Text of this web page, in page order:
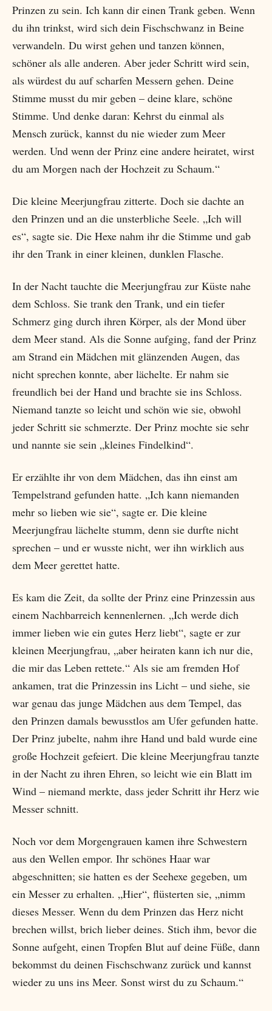
Prinzen zu sein. Ich kann dir einen Trank geben. Wenn
du ihn trinkst, wird sich dein Fischschwanz in Beine
verwandeln. Du wirst gehen und tanzen können,
schöner als alle anderen. Aber jeder Schritt wird sein,
als würdest du auf scharfen Messern gehen. Deine
Stimme musst du mir geben – deine klare, schöne
Stimme. Und denke daran: Kehrst du einmal als
Mensch zurück, kannst du nie wieder zum Meer
werden. Und wenn der Prinz eine andere heiratet, wirst
du am Morgen nach der Hochzeit zu Schaum.“
Die kleine Meerjungfrau zitterte. Doch sie dachte an
den Prinzen und an die unsterbliche Seele. „Ich will
es“, sagte sie. Die Hexe nahm ihr die Stimme und gab
ihr den Trank in einer kleinen, dunklen Flasche.
In der Nacht tauchte die Meerjungfrau zur Küste nahe
dem Schloss. Sie trank den Trank, und ein tiefer
Schmerz ging durch ihren Körper, als der Mond über
dem Meer stand. Als die Sonne aufging, fand der Prinz
am Strand ein Mädchen mit glänzenden Augen, das
nicht sprechen konnte, aber lächelte. Er nahm sie
freundlich bei der Hand und brachte sie ins Schloss.
Niemand tanzte so leicht und schön wie sie, obwohl
jeder Schritt sie schmerzte. Der Prinz mochte sie sehr
und nannte sie sein „kleines Findelkind“.
Er erzählte ihr von dem Mädchen, das ihn einst am
Tempelstrand gefunden hatte. „Ich kann niemanden
mehr so lieben wie sie“, sagte er. Die kleine
Meerjungfrau lächelte stumm, denn sie durfte nicht
sprechen – und er wusste nicht, wer ihn wirklich aus
dem Meer gerettet hatte.
Es kam die Zeit, da sollte der Prinz eine Prinzessin aus
einem Nachbarreich kennenlernen. „Ich werde dich
immer lieben wie ein gutes Herz liebt“, sagte er zur
kleinen Meerjungfrau, „aber heiraten kann ich nur die,
die mir das Leben rettete.“ Als sie am fremden Hof
ankamen, trat die Prinzessin ins Licht – und siehe, sie
war genau das junge Mädchen aus dem Tempel, das
den Prinzen damals bewusstlos am Ufer gefunden hatte.
Der Prinz jubelte, nahm ihre Hand und bald wurde eine
große Hochzeit gefeiert. Die kleine Meerjungfrau tanzte
in der Nacht zu ihren Ehren, so leicht wie ein Blatt im
Wind – niemand merkte, dass jeder Schritt ihr Herz wie
Messer schnitt.
Noch vor dem Morgengrauen kamen ihre Schwestern
aus den Wellen empor. Ihr schönes Haar war
abgeschnitten; sie hatten es der Seehexe gegeben, um
ein Messer zu erhalten. „Hier“, flüsterten sie, „nimm
dieses Messer. Wenn du dem Prinzen das Herz nicht
brechen willst, brich lieber deines. Stich ihm, bevor die
Sonne aufgeht, einen Tropfen Blut auf deine Füße, dann
bekommst du deinen Fischschwanz zurück und kannst
wieder zu uns ins Meer. Sonst wirst du zu Schaum.“